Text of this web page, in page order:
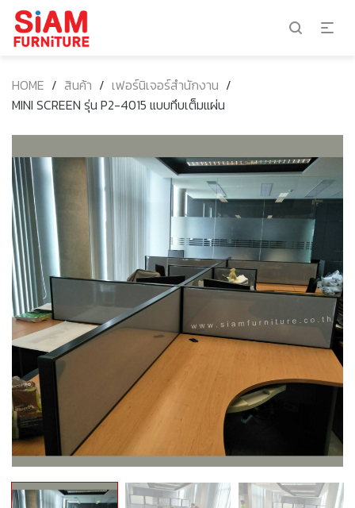
HOME / สินค้า / เฟอร์นิเจอร์สำนักงาน /
MINI SCREEN รุ่น P2-4015 แบบทึบเต็มแผ่น